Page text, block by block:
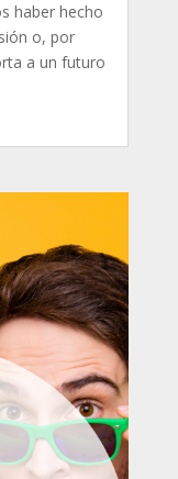
haber hecho
o, por
a un futuro